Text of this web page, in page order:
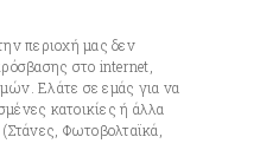
περιοχή μας δεν
στο internet,
Ελάτε σε εμάς για να
κατοικίες ή άλλα
Φωτοβολταϊκά,